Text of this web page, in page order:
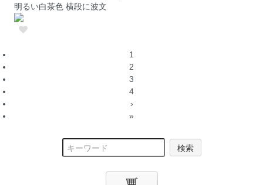
明るい白茶色 横段に波文
1
2
3
4
›
»
検索